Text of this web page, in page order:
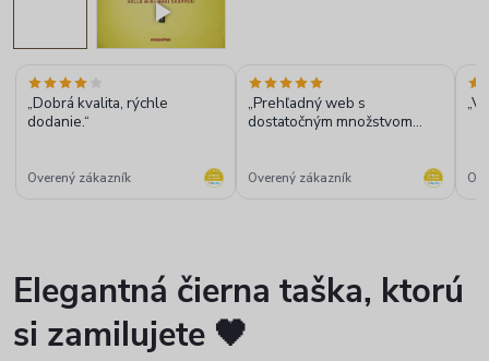
„Dobrá kvalita, rýchle
dodanie.“
Overený zákazník
„Prehľadný web s
dostatočným množstvom
objednaného tovaru.“
Overený zákazník
Elegantná čierna taška, ktorú
si zamilujete 🖤